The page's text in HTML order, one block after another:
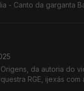
- Canto da garganta
da autoria do
RGE, ijexás com